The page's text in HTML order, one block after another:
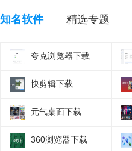
知名软件 精选专题
夸克浏览器下载
快剪辑下载
元气桌面下载
360浏览器下载